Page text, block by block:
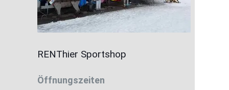
RENThier Sportshop
Öffnungszeiten